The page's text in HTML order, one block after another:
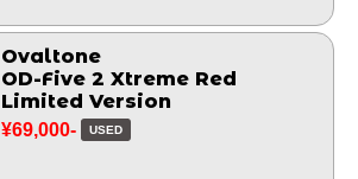
Ovaltone
OD-Five 2 Xtreme Red
Limited Version
¥69,000- USED